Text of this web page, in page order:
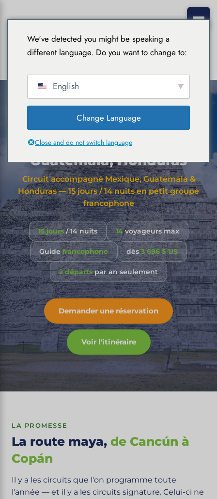
Circuits accompagnés › La Ruta Maya
La Ruta Maya : Mexique,
Guatemala, Honduras
Circuit accompagné Mexique, Guatemala &
Honduras — 15 jours / 14 nuits en petit groupe
francophone
15 jours/ 14 nuits 14voyageurs max
Guidefrancophone dès3 696 $ US
2 départspar an seulement
Demander une réservation
Voir l'itinéraire
LA PROMESSE
La route maya, de Cancún à
Copán
Il y a les circuits que l'on programme toute
l'année — et il y a les circuits signature. Celui-ci ne
We've detected you might be speaking a
different language. Do you want to change to:
English
Change Language
Close and do not switch language